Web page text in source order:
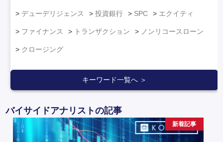
デューデリジェンス 投資銀行 SPC エクイティ
ファイナンス トランザクション ノンリコースローン
クロージング
キーワード一覧へ ＞
バイサイドアナリストの記事
新着記事